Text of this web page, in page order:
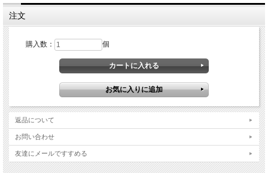
注文
購入数： 個
返品について
お問い合わせ
友達にメールですすめる